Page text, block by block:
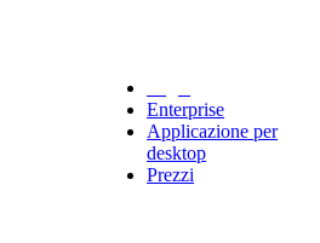
Enterprise
Applicazione per
desktop
Prezzi